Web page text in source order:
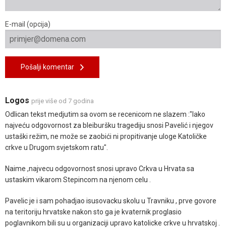
E-mail (opcija)
Pošalji komentar
Logos prije više od 7 godina
Odlican tekst medjutim sa ovom se recenicom ne slazem :"Iako
najveću odgovornost za bleiburšku tragediju snosi Pavelić i njegov
ustaški režim, ne može se zaobići ni propitivanje uloge Katoličke
crkve u Drugom svjetskom ratu".
Naime ,najvecu odgovornost snosi upravo Crkva u Hrvata sa
ustaskim vikarom Stepincom na njenom celu .
Pavelic je i sam pohadjao isusovacku skolu u Travniku , prve govore
na teritoriju hrvatske nakon sto ga je kvaternik proglasio
poglavnikom bili su u organizaciji upravo katolicke crkve u hrvatskoj .